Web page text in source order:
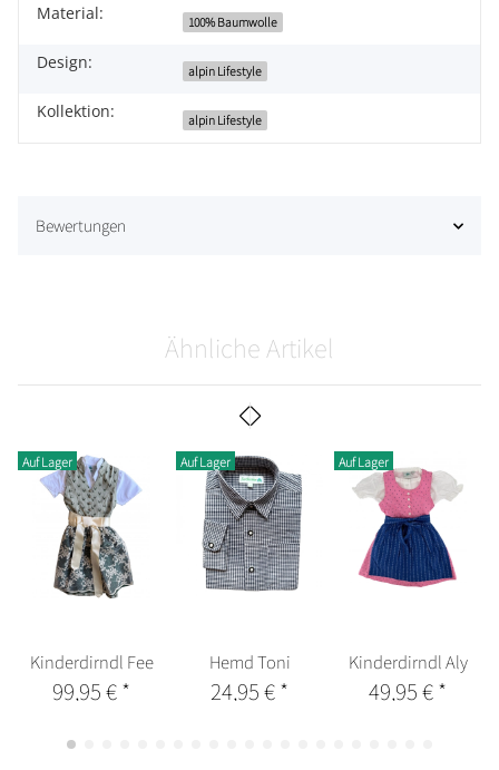
Material: 100% Baumwolle
Design: alpin Lifestyle
Kollektion: alpin Lifestyle
Bewertungen
Ähnliche Artikel
Auf Lager
Kinderdirndl Fee
99,95 €*
Auf Lager
Hemd Toni
24,95 €*
Auf Lager
Kinderdirndl Aly
49,95 €*